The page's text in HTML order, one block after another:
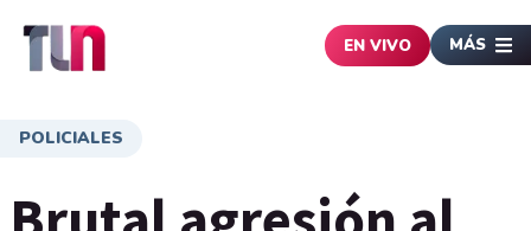
EN VIVO MÁS
POLICIALES